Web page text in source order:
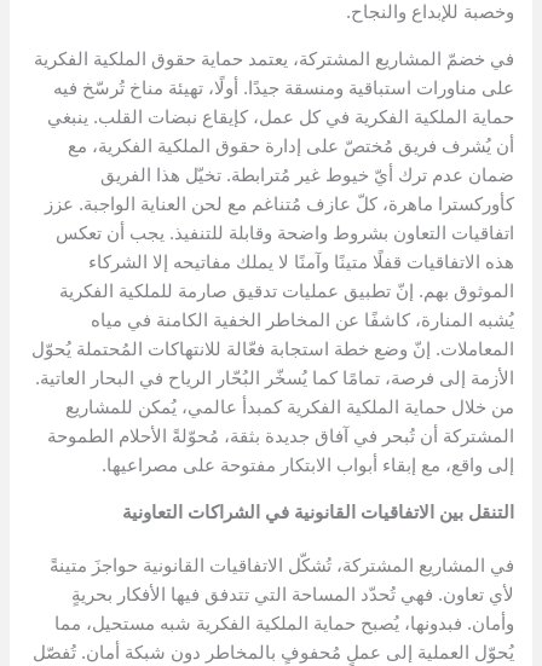
وخصبة للإبداع والنجاح.
في خضمّ المشاريع المشتركة، يعتمد حماية حقوق الملكية الفكرية
على مناورات استباقية ومنسقة جيدًا. أولًا، تهيئة مناخ تُرسّخ فيه
حماية الملكية الفكرية في كل عمل، كإيقاع نبضات القلب. ينبغي
أن يُشرف فريق مُختصّ على إدارة حقوق الملكية الفكرية، مع
ضمان عدم ترك أيّ خيوط غير مُترابطة. تخيّل هذا الفريق
كأوركسترا ماهرة، كلّ عازف مُتناغم مع لحن العناية الواجبة. عزز
اتفاقيات التعاون بشروط واضحة وقابلة للتنفيذ. يجب أن تعكس
هذه الاتفاقيات قفلًا متينًا وآمنًا لا يملك مفاتيحه إلا الشركاء
الموثوق بهم. إنّ تطبيق عمليات تدقيق صارمة للملكية الفكرية
يُشبه المنارة، كاشفًا عن المخاطر الخفية الكامنة في مياه
المعاملات. إنّ وضع خطة استجابة فعّالة للانتهاكات المُحتملة يُحوّل
الأزمة إلى فرصة، تمامًا كما يُسخّر البُحّار الرياح في البحار العاتية.
من خلال حماية الملكية الفكرية كمبدأ عالمي، يُمكن للمشاريع
المشتركة أن تُبحر في آفاق جديدة بثقة، مُحوّلةً الأحلام الطموحة
إلى واقع، مع إبقاء أبواب الابتكار مفتوحة على مصراعيها.
التنقل بين الاتفاقيات القانونية في الشراكات التعاونية
في المشاريع المشتركة، تُشكّل الاتفاقيات القانونية حواجزَ متينةً
لأي تعاون. فهي تُحدّد المساحة التي تتدفق فيها الأفكار بحريةٍ
وأمان. فبدونها، يُصبح حماية الملكية الفكرية شبه مستحيل، مما
يُحوّل العملية إلى عملٍ مُحفوفٍ بالمخاطر دون شبكة أمان. تُفصّل